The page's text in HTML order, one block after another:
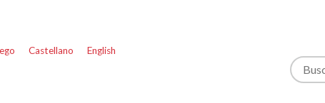
Castellano English
Buscar